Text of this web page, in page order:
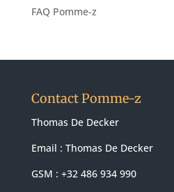
FAQ Pomme-z
Contact Pomme-z
Thomas De Decker
Email : Thomas De Decker
GSM : +32 486 934 990